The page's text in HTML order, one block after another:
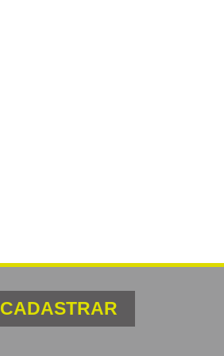
CADASTRAR